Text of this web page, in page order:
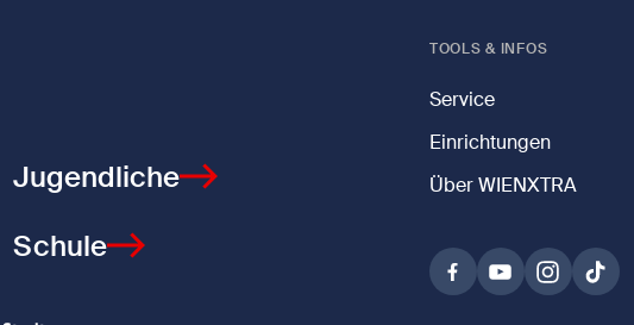
Jugendliche
Schule
TOOLS & INFOS
Service
Einrichtungen
Über WIENXTRA